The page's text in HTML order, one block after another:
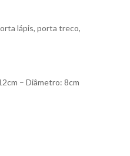
lápis, porta treco,
– Diâmetro: 8cm